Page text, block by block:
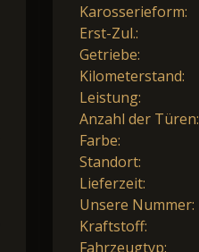
Karosserieform:
Erst-Zul.:
Getriebe:
Kilometerstand:
Leistung:
Anzahl der Türen:
Farbe:
Standort:
Lieferzeit:
Unsere Nummer:
Kraftstoff:
Fahrzeugtyp: